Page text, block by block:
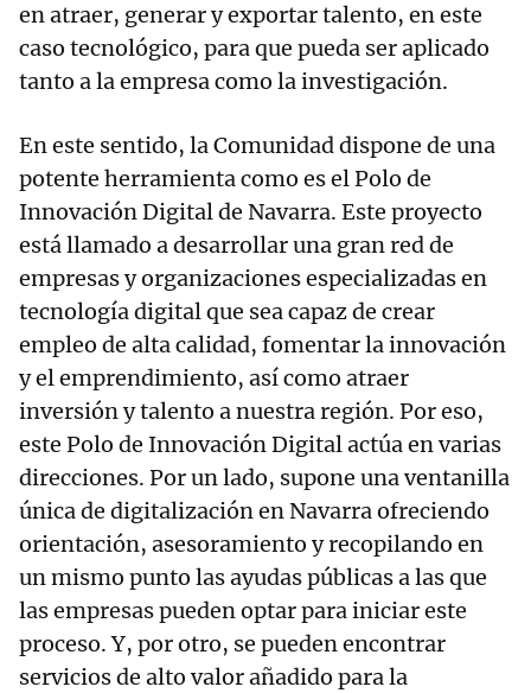
en atraer, generar y exportar talento, en este
caso tecnológico, para que pueda ser aplicado
tanto a la empresa como la investigación.
En este sentido, la Comunidad dispone de una
potente herramienta como es el Polo de
Innovación Digital de Navarra. Este proyecto
está llamado a desarrollar una gran red de
empresas y organizaciones especializadas en
tecnología digital que sea capaz de crear
empleo de alta calidad, fomentar la innovación
y el emprendimiento, así como atraer
inversión y talento a nuestra región. Por eso,
este Polo de Innovación Digital actúa en varias
direcciones. Por un lado, supone una ventanilla
única de digitalización en Navarra ofreciendo
orientación, asesoramiento y recopilando en
un mismo punto las ayudas públicas a las que
las empresas pueden optar para iniciar este
proceso. Y, por otro, se pueden encontrar
servicios de alto valor añadido para la